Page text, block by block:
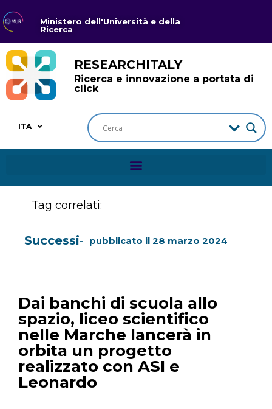
Ministero dell'Università e della
Ricerca
RESEARCHITALY
Ricerca e innovazione a portata di
click
ITA
Tag correlati:
Successi pubblicato il 28 marzo 2024
Dai banchi di scuola allo
spazio, liceo scientifico
nelle Marche lancerà in
orbita un progetto
realizzato con ASI e
Leonardo